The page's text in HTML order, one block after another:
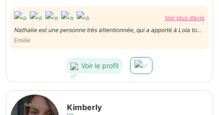
Voir plus d’avis
Nathalie est une personne très attentionnée, qui a apporté à Lola tout
ce dont elle avait besoin (et surtout beaucoup d’affection. Elle nous a
donné des nouvelles régulièrement avec des photos ! Je recommande
Emilie
Voir le profil
Kimberly